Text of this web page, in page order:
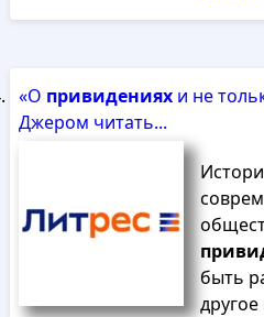
«О привиденияхи не
Джером читать...
быть